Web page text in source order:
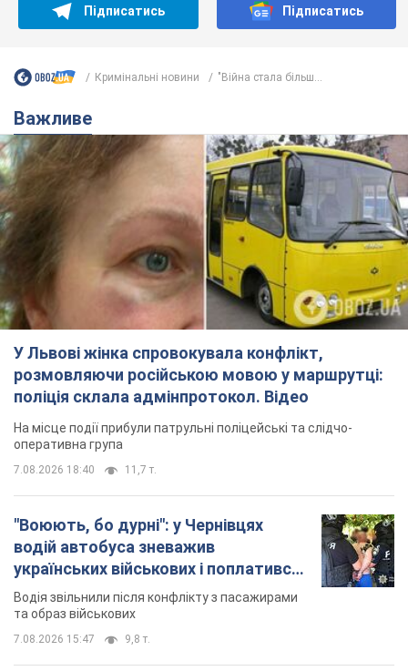
У Львові жінка спровокувала конфлікт,
розмовляючи російською мовою у маршрутці:
поліція склала адмінпротокол. Відео
На місце події прибули патрульні поліцейські та слідчо-
оперативна група
11,7 т.
"Воюють, бо дурні": у Чернівцях
водій автобуса зневажив
українських військових і поплатився.
Відео
та образ військових
"Не слідкує за сексуальністю": у
Києві консультант салону краси
образив жінку після хімієтерапії,
розгорівся скандал. Фото
зовнішності жінки, сказавши, що вона носить
"чоловічу стрижку"
9 часов назад 18,2 т.